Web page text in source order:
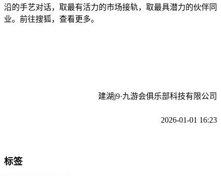
沿的手艺对话，取最有活力的市场接轨，取最具潜力的伙伴同
业。前往搜狐，查看更多。
建湖j9·九游会俱乐部科技有限公司
2026-01-01 16:23
标签